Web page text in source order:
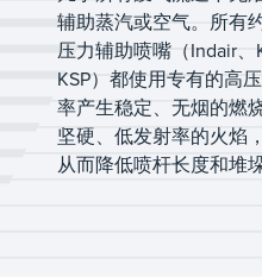
辅助蒸汽或空气。所有
压力辅助喷嘴（Indair、
KSP）都使用专有的高
率产生稳定、无烟的燃
坚硬、低发射率的火焰
从而降低喷杆长度和堆